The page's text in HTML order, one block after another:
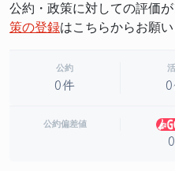
公約・政策に対しての評価が
策の登録はこちらからお願い
公約
0件
公約偏差値